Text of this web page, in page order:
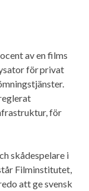
av en films
för privat
för
skådespelare i
Filminstitutet,
att ge svensk